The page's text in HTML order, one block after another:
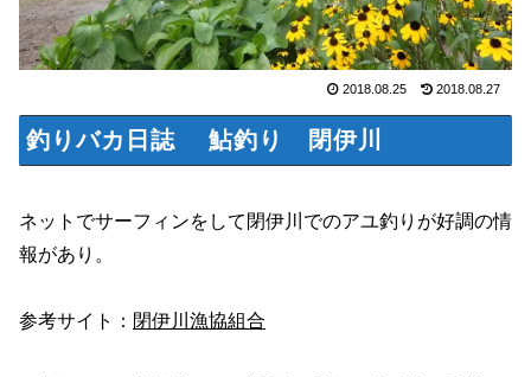
2018.08.25 2018.08.27
釣りバカ日誌 鮎釣り 閉伊川
ネットでサーフィンをして閉伊川でのアユ釣りが好調の情
報があり。
参考サイト： 閉伊川漁協組合